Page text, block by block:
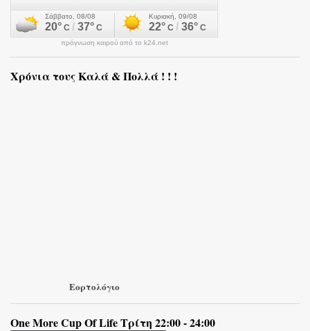
πρόγνωση καιρού από το k24.net
Χρόνια τους Καλά & Πολλά ! ! !
Εορτολόγιο
One More Cup Of Life Τρίτη 22:00 - 24:00